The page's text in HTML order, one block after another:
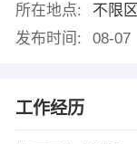
所在地点:
不限
发布时间:
08-07
工作经历